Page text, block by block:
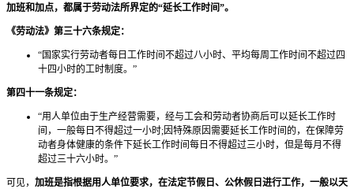
加班和加点，都属于劳动法所界定的“延长工作时间”。
《劳动法》第三十六条规定：
“国家实行劳动者每日工作时间不超过八小时、平均每周工作时间不超过四
十四小时的工时制度。”
第四十一条规定：
“用人单位由于生产经营需要，经与工会和劳动者协商后可以延长工作时
间，一般每日不得超过一小时;因特殊原因需要延长工作时间的，在保障劳
动者身体健康的条件下延长工作时间每日不得超过三小时，但是每月不得
超过三十六小时。”
可见， 加班是指根据用人单位要求，在法定节假日、公休假日进行工作，一般以天